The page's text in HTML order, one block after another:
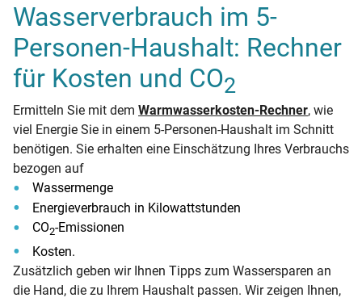
Wasserverbrauch im 5-
Personen-Haushalt: Rechner
für Kosten und CO2
Ermitteln Sie mit dem Warmwasserkosten-Rechner, wie
viel Energie Sie in einem 5‑Personen-Haushalt im Schnitt
benötigen. Sie erhalten eine Einschätzung Ihres Verbrauchs
bezogen auf
Wassermenge
Energieverbrauch in Kilowattstunden
CO2-Emissionen
Kosten.
Zusätzlich geben wir Ihnen Tipps zum Wassersparen an
die Hand, die zu Ihrem Haushalt passen. Wir zeigen Ihnen,